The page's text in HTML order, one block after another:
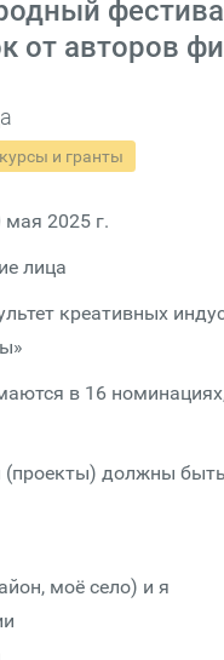
от авторов
и гранты
2025 г.
лица
креативных
в 16
должны
моё село) и я